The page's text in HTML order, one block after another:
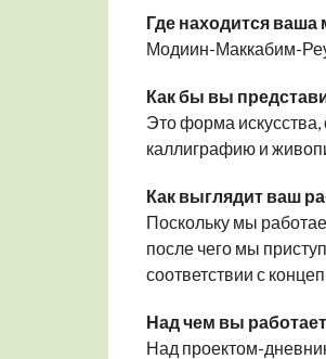
Где находится ваша
Модиин-Маккабим-
Как бы вы
Это форма
каллиграфию и
Как выглядит ваш
Поскольку мы
после чего мы
соответствии с
Над чем вы
Над проектом-